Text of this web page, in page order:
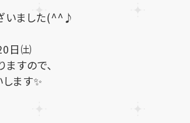
いました(^^♪
日㈯
すので、
ます✨